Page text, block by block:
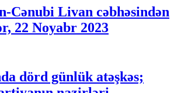
Cənubi Livan cəbhəsindən
22 Noyabr 2023
dörd günlük atəşkəs;